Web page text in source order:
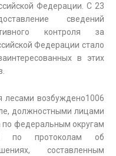
Федерации. С 23
сведений
контроля за
Федерации стало
в этих
лесами возбуждено1006
должностными лицами
по федеральным округам
по протоколам об
составленным